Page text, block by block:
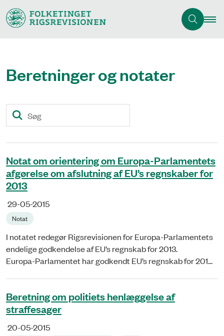
Beretninger og notater
Notat om orientering om Europa-Parlamentets
afgørelse om afslutning af EU’s regnskaber for
2013
29-05-2015
Notat
I notatet redegør Rigsrevisionen for Europa-Parlamentets
endelige godkendelse af EU’s regnskab for 2013.
Europa-Parlamentet har godkendt EU’s regnskab for 201...
Beretning om politiets henlæggelse af
straffesager
20-05-2015